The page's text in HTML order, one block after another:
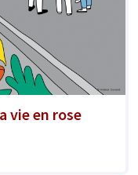
vie en rose